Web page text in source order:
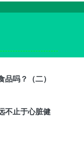
吗？（二）
不止于心脏健